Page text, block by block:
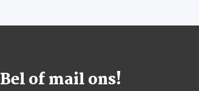
Bel of mail ons!